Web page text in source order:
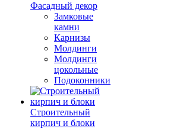
Фасадный декор
Замковые
камни
Карнизы
Молдинги
Молдинги
цокольные
Подоконники
Строительный
кирпич и блоки